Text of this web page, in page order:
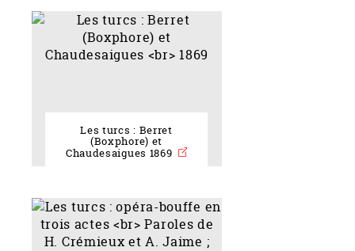
Les turcs : Berret
(Boxphore) et
Chaudesaigues 1869